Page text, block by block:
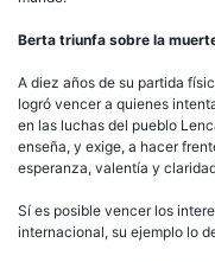
Berta triunfa sobre la
A diez años de su partida
logró vencer a quienes
en las luchas del pueblo
enseña, y exige, a hacer
esperanza, valentía y
Sí es posible vencer los
internacional, su ejemplo lo